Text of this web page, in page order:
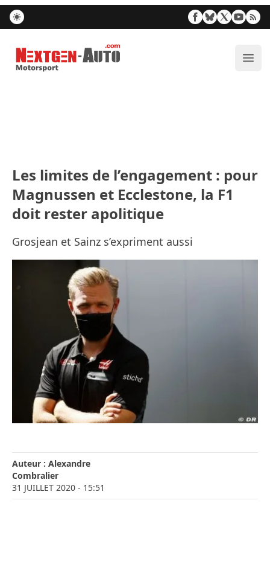
Nextgen-Auto.com
Les limites de l’engagement : pour
Magnussen et Ecclestone, la F1
doit rester apolitique
Grosjean et Sainz s’expriment aussi
Auteur : Alexandre
Combralier
31 JUILLET 2020 - 15:51